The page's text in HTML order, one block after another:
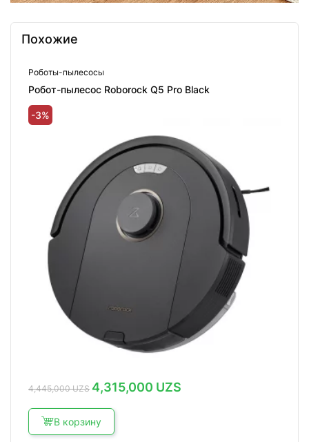
Похожие
Роботы-пылесосы
Робот-пылесос Roborock Q5 Pro Black
-3%
4,445,000UZS
Первоначальная
цена
составляла
4,445,000 UZS.
4,315,000 UZS
В корзину